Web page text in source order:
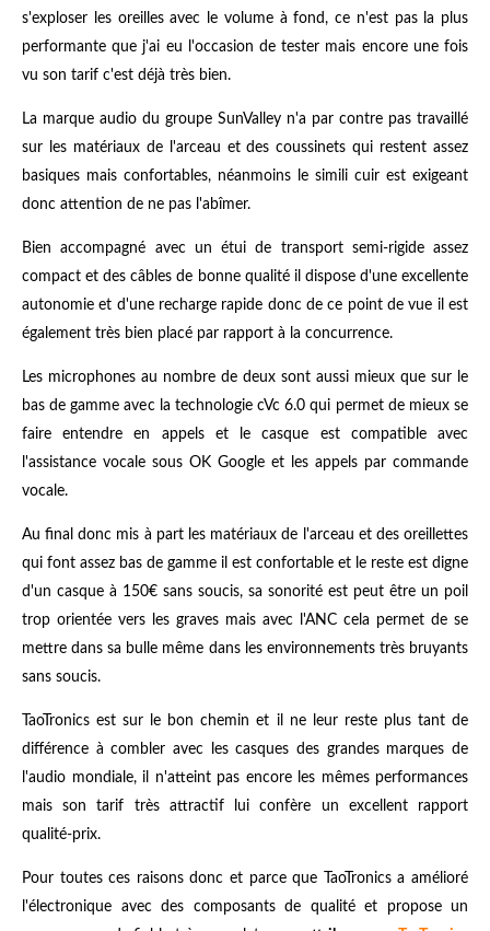
s'exploser les oreilles avec le volume à fond, ce n'est pas la plus
performante que j'ai eu l'occasion de tester mais encore une fois
vu son tarif c'est déjà très bien.
La marque audio du groupe SunValley n'a par contre pas travaillé
sur les matériaux de l'arceau et des coussinets qui restent assez
basiques mais confortables, néanmoins le simili cuir est exigeant
donc attention de ne pas l'abîmer.
Bien accompagné avec un étui de transport semi-rigide assez
compact et des câbles de bonne qualité il dispose d'une excellente
autonomie et d'une recharge rapide donc de ce point de vue il est
également très bien placé par rapport à la concurrence.
Les microphones au nombre de deux sont aussi mieux que sur le
bas de gamme avec la technologie cVc 6.0 qui permet de mieux se
faire entendre en appels et le casque est compatible avec
l'assistance vocale sous OK Google et les appels par commande
vocale.
Au final donc mis à part les matériaux de l'arceau et des oreillettes
qui font assez bas de gamme il est confortable et le reste est digne
d'un casque à 150€ sans soucis, sa sonorité est peut être un poil
trop orientée vers les graves mais avec l'ANC cela permet de se
mettre dans sa bulle même dans les environnements très bruyants
sans soucis.
TaoTronics est sur le bon chemin et il ne leur reste plus tant de
différence à combler avec les casques des grandes marques de
l'audio mondiale, il n'atteint pas encore les mêmes performances
mais son tarif très attractif lui confère un excellent rapport
qualité-prix.
Pour toutes ces raisons donc et parce que TaoTronics a amélioré
l'électronique avec des composants de qualité et propose un